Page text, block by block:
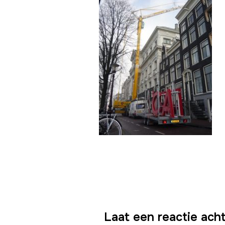
Laat een reactie